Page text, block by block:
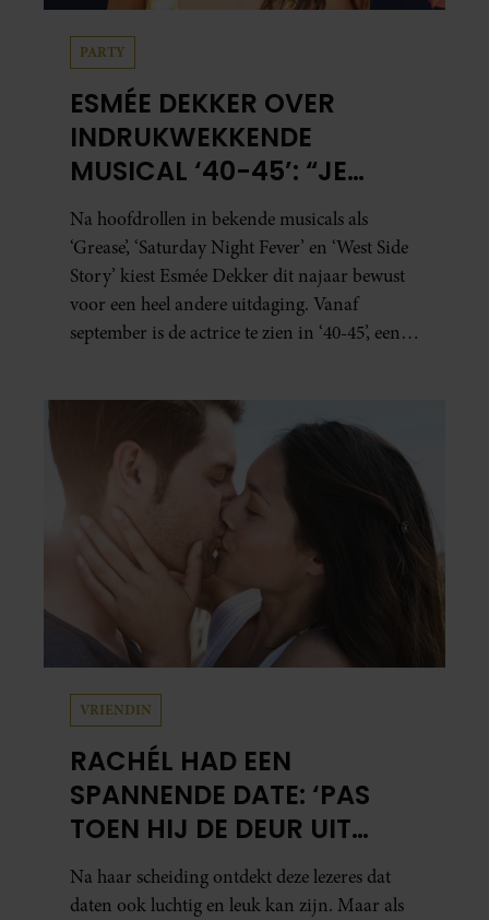
PARTY
ESMÉE DEKKER OVER
INDRUKWEKKENDE
MUSICAL ‘40-45’: “JE
BESEFT INEENS HOE
KOSTBAAR VRIJHEID IS”
Na hoofdrollen in bekende musicals als
‘Grease’, ‘Saturday Night Fever’ en ‘West Side
Story’ kiest Esmée Dekker dit najaar bewust
voor een heel andere uitdaging. Vanaf
september is de actrice te zien in ‘40-45’, een
een voorstelling die niet alleen raakt, maar
het publiek ook aan het denken zet.
VRIENDIN
RACHÉL HAD EEN
SPANNENDE DATE: ‘PAS
TOEN HIJ DE DEUR UIT
WAS, BESEFTE IK WAT ER
ECHT WAS GEBEURD’
Na haar scheiding ontdekt deze lezeres dat
daten ook luchtig en leuk kan zijn. Maar als